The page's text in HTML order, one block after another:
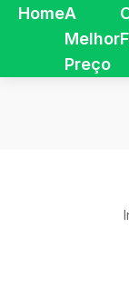
HomeA
Melhor
Preço